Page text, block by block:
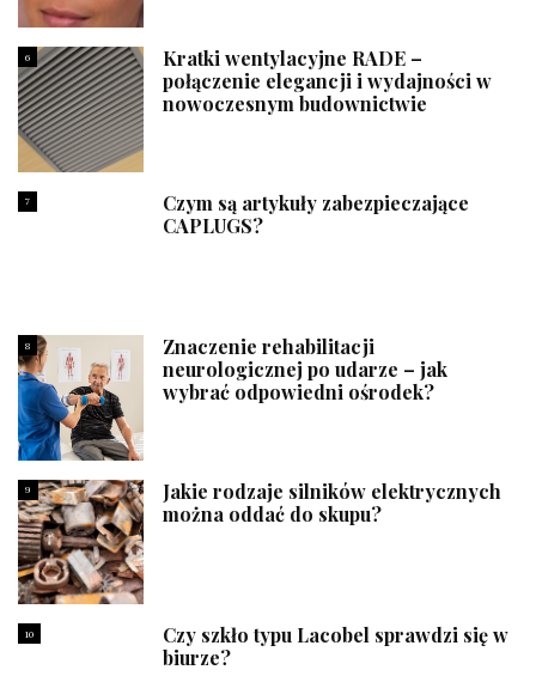
6
Kratki wentylacyjne RADE –
połączenie elegancji i wydajności w
nowoczesnym budownictwie
7
Czym są artykuły zabezpieczające
CAPLUGS?
8
Znaczenie rehabilitacji
neurologicznej po udarze – jak
wybrać odpowiedni ośrodek?
9
Jakie rodzaje silników elektrycznych
można oddać do skupu?
10
Czy szkło typu Lacobel sprawdzi się w
biurze?